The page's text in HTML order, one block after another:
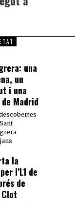
una
un
i una
Madrid
la
l’L1 de
de